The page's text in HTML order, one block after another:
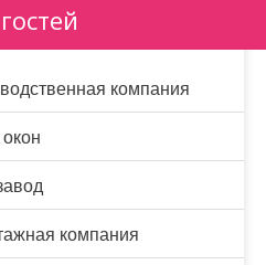
компания
компания